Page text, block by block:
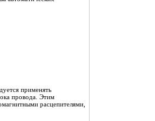
применять
провода. Этим
расцепителями,